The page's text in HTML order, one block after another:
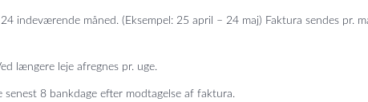
måned. (Eksempel: 25 april – 24 maj) Faktura sendes pr.
længere leje afregnes pr. uge.
8 bankdage efter modtagelse af faktura.